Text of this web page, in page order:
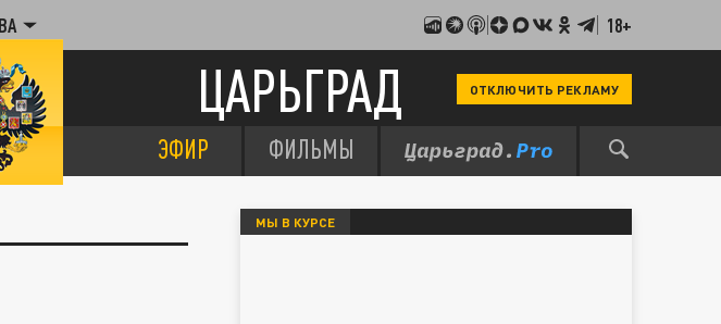
18+
ЦАРЬГРАД ОТКЛЮЧИТЬ РЕКЛАМУ
ЭФИР ФИЛЬМЫ
МЫ В КУРСЕ